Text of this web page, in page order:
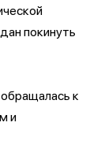
покинуть
к
и